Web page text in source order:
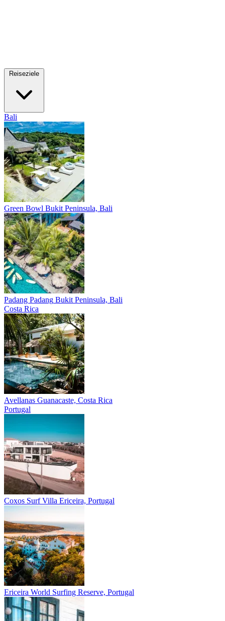
Bali
Green Bowl Bukit Peninsula, Bali
Padang Padang Bukit Peninsula, Bali
Costa Rica
Avellanas Guanacaste, Costa Rica
Portugal
Coxos Surf Villa Ericeira, Portugal
Ericeira World Surfing Reserve, Portugal